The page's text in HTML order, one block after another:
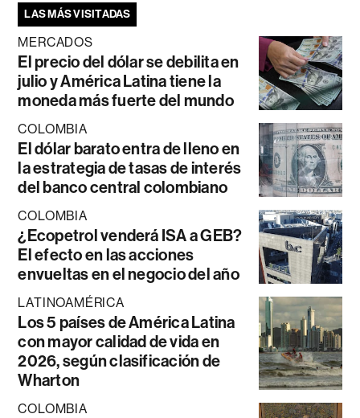
LAS MÁS VISITADAS
MERCADOS
El precio del dólar se debilita en
julio y América Latina tiene la
moneda más fuerte del mundo
COLOMBIA
El dólar barato entra de lleno en
la estrategia de tasas de interés
del banco central colombiano
COLOMBIA
¿Ecopetrol venderá ISA a GEB?
El efecto en las acciones
envueltas en el negocio del año
LATINOAMÉRICA
Los 5 países de América Latina
con mayor calidad de vida en
2026, según clasificación de
Wharton
COLOMBIA